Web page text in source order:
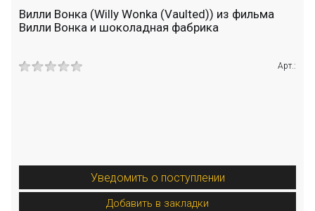
Вилли Вонка (Willy Wonka (Vaulted)) из фильма
Вилли Вонка и шоколадная фабрика
Арт.:
Уведомить о поступлении
Добавить в закладки